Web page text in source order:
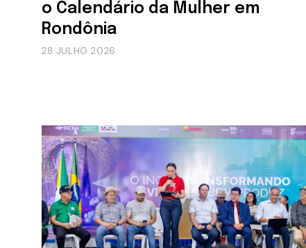
o Calendário da Mulher em
Rondônia
28 JULHO 2026